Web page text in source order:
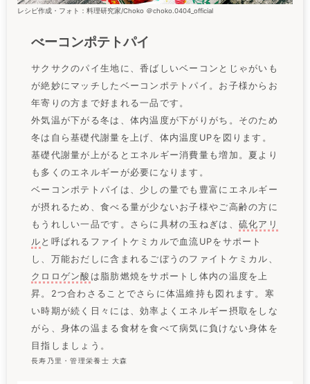
レシピ作成・フォト：料理研究家/Choko ＠choko.0404_official
べーコンポテトパイ
サクサクのパイ生地に、香ばしいベーコンとじゃがいも
が絶妙にマッチしたベーコンポテトパイ。お子様からお
年寄りの方まで好まれる一品です。
外気温が下がる冬は、体内温度が下がりがち。そのため
冬は自ら基礎代謝量を上げ、体内温度UPを図ります。
基礎代謝量が上がるとエネルギー消費量も増加。夏より
も多くのエネルギーが必要になります。
ベーコンポテトパイは、少しの量でも豊富にエネルギー
が摂れるため、食べる量が少ないお子様やご高齢の方に
もうれしい一品です。さらに具材の玉ねぎは、 硫化アリ
ル と呼ばれるファイトケミカルで血流UPをサポート
し、万能おだしに含まれるごぼうのファイトケミカル、
クロロゲン酸 は脂肪燃焼をサポートし体内の温度を上
昇。2つ合わさることでさらに体温維持も図れます。寒
い時期が続く日々には、効率よくエネルギー摂取をしな
がら、身体の温まる食材を食べて病気に負けない身体を
目指しましょう。
長寿乃里・管理栄養士 大森